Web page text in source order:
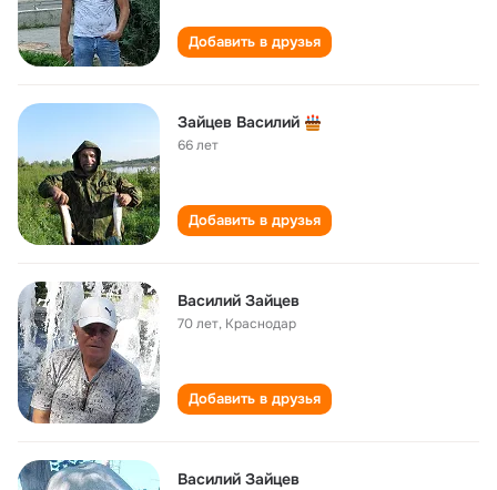
Добавить в друзья
Зайцев Василий
66 лет
Добавить в друзья
Василий Зайцев
70 лет, Краснодар
Добавить в друзья
Василий Зайцев